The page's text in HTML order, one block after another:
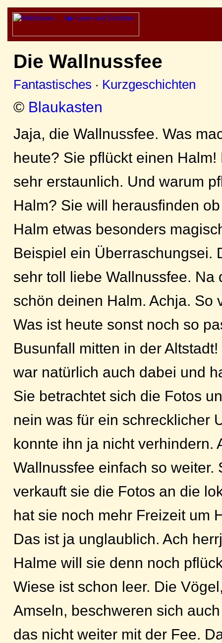
Die Wallnussfee
Fantastisches · Kurzgeschichten
© Blaukasten
Jaja, die Wallnussfee. Was
heute? Sie pflückt einen
sehr erstaunlich. Und warum
Halm? Sie will herausfinden
Halm etwas besonders
Beispiel ein Überraschungsei.
sehr toll liebe Wallnussfee. Na
schön deinen Halm. Achja. So
Was ist heute sonst noch so
Busunfall mitten in der
war natürlich auch dabei und
Sie betrachtet sich die Fotos
nein was für ein schrecklicher
konnte ihn ja nicht verhindern.
Wallnussfee einfach so weiter.
verkauft sie die Fotos an die
hat sie noch mehr Freizeit um
Das ist ja unglaublich. Ach
Halme will sie denn noch
Wiese ist schon leer. Die
Amseln, beschweren sich
das nicht weiter mit der Fee.